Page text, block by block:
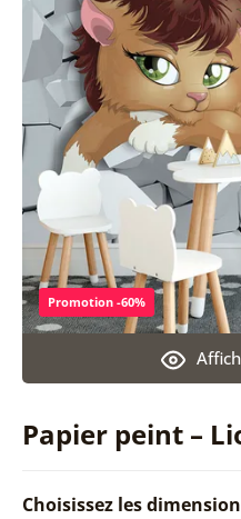
Papier peint –
Promotion -60%
Choisissez les